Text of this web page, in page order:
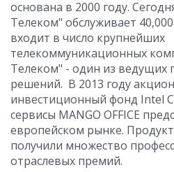
основана в 2000 году.
Телеком" обслуживает
входит в число крупнейших
телекоммуникационных
Телеком" - один из ведущих
решений. В 2013 году
инвестиционный фонд Intel
сервисы MANGO OFFICE
европейском рынке.
получили множество
отраслевых премий.